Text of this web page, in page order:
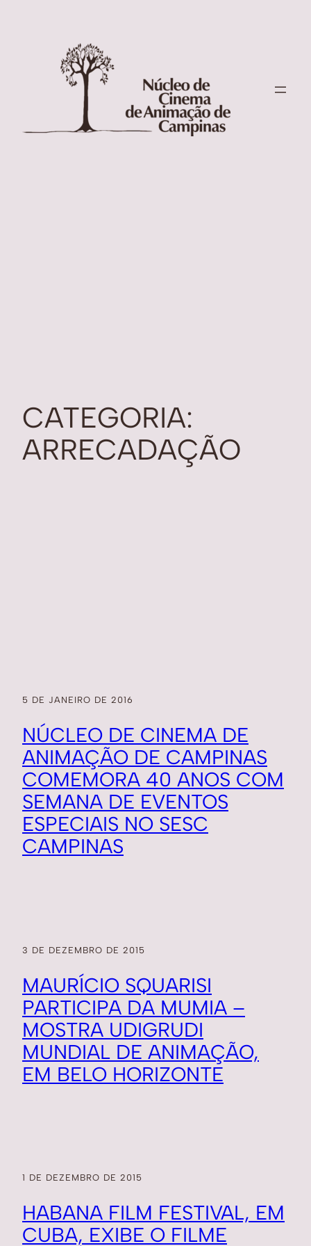
CATEGORIA:
ARRECADAÇÃO
5 DE JANEIRO DE 2016
NÚCLEO DE CINEMA DE
ANIMAÇÃO DE CAMPINAS
COMEMORA 40 ANOS COM
SEMANA DE EVENTOS
ESPECIAIS NO SESC
CAMPINAS
3 DE DEZEMBRO DE 2015
MAURÍCIO SQUARISI
PARTICIPA DA MUMIA –
MOSTRA UDIGRUDI
MUNDIAL DE ANIMAÇÃO,
EM BELO HORIZONTE
1 DE DEZEMBRO DE 2015
HABANA FILM FESTIVAL, EM
CUBA, EXIBE O FILME